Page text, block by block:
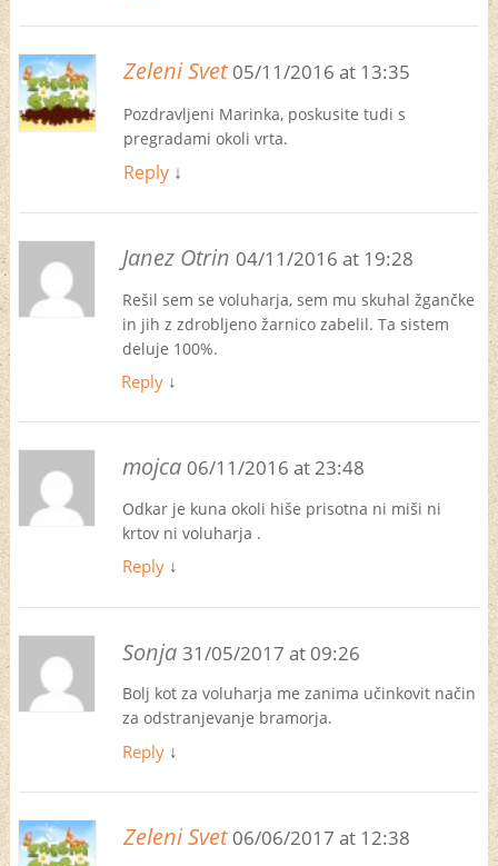
Zeleni Svet 05/11/2016 at 13:35
Pozdravljeni Marinka, poskusite tudi s
pregradami okoli vrta.
Reply ↓
Janez Otrin 04/11/2016 at 19:28
Rešil sem se voluharja, sem mu skuhal žgančke
in jih z zdrobljeno žarnico zabelil. Ta sistem
deluje 100%.
Reply ↓
mojca 06/11/2016 at 23:48
Odkar je kuna okoli hiše prisotna ni miši ni
krtov ni voluharja .
Reply ↓
Sonja31/05/2017 at 09:26
Bolj kot za voluharja me zanima učinkovit način
za odstranjevanje bramorja.
Reply ↓
Zeleni Svet 06/06/2017 at 12:38